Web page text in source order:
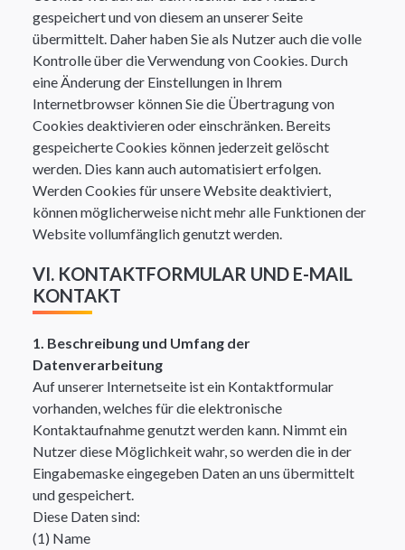
gespeichert und von diesem an unserer Seite
übermittelt. Daher haben Sie als Nutzer auch die volle
Kontrolle über die Verwendung von Cookies. Durch
eine Änderung der Einstellungen in Ihrem
Internetbrowser können Sie die Übertragung von
Cookies deaktivieren oder einschränken. Bereits
gespeicherte Cookies können jederzeit gelöscht
werden. Dies kann auch automatisiert erfolgen.
Werden Cookies für unsere Website deaktiviert,
können möglicherweise nicht mehr alle Funktionen der
Website vollumfänglich genutzt werden.
VI. KONTAKTFORMULAR UND E-MAIL
KONTAKT
1. Beschreibung und Umfang der
Datenverarbeitung
Auf unserer Internetseite ist ein Kontaktformular
vorhanden, welches für die elektronische
Kontaktaufnahme genutzt werden kann. Nimmt ein
Nutzer diese Möglichkeit wahr, so werden die in der
Eingabemaske eingegeben Daten an uns übermittelt
und gespeichert.
Diese Daten sind:
(1) Name